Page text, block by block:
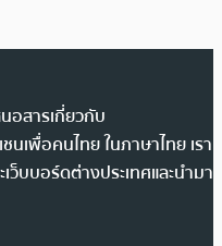
อสารเกี่ยวกับ
นเพื่อคนไทย ในภาษาไทย เรา
ว็บบอร์ดต่างประเทศและนำมา